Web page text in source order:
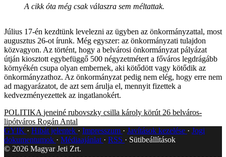
A cikk óta még csak válaszra sem méltattak.
Július 17-én kezdtünk levelezni az ügyben az önkormányzattal, most
augusztus 26-ot írunk. Még egyszer: az önkormányzati tulajdon
közvagyon. Az történt, hogy a belvárosi önkormányzat pályázat
útján kiosztott egybefüggő 500 négyzetmétert a főváros legdrágább
környékén csupa olyan embernek, aki kötődött vagy kötődik az
önkormányzathoz. Az önkormányzat pedig nem elég, hogy erre nem
ad magyarázatot, de azt sem árulja el, mennyit fizettek a
kedvezményezettek az ingatlanokért.
POLITIKA jeneiné rubovszky csilla károly körút 26 belváros-
lipótváros Rogán Antal
GYIK
Hibát jelentek Impresszum Javítások kezelése
Jogi
dokumentumok
Médiaajánlat RSS
Sütibeállítások
© 2026 Magyar Jeti Zrt.